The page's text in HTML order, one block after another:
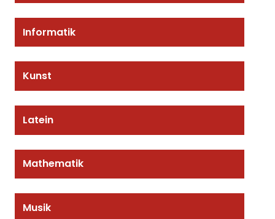
Informatik
Kunst
Latein
Mathematik
Musik